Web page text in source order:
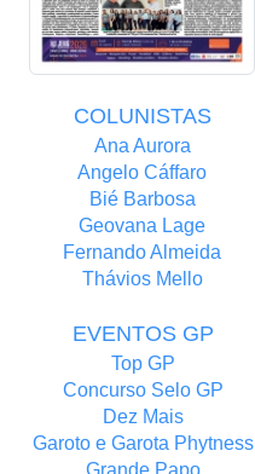
COLUNISTAS
Ana Aurora
Angelo Cáffaro
Bié Barbosa
Geovana Lage
Fernando Almeida
Thávios Mello
EVENTOS GP
Top GP
Concurso Selo GP
Dez Mais
Garoto e Garota Phytness